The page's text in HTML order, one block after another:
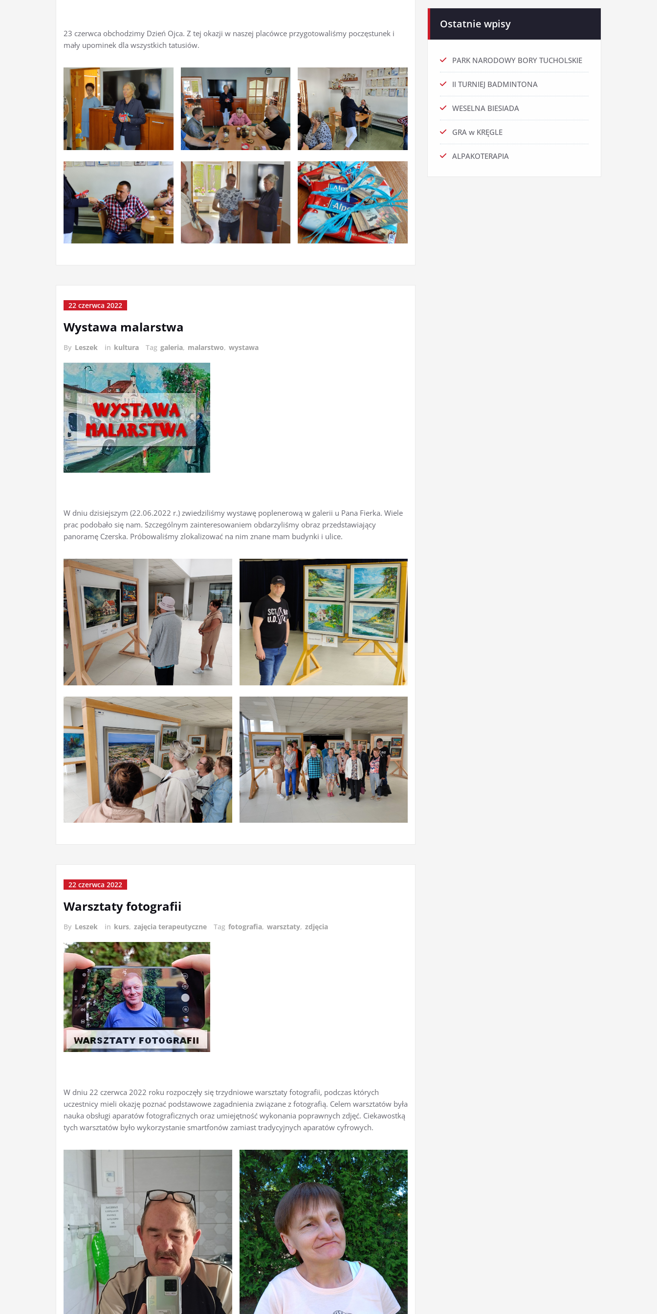
23 czerwca obchodzimy Dzień Ojca. Z tej okazji w naszej placówce przygotowaliśmy poczęstunek i
mały upominek dla wszystkich tatusiów.
22 czerwca 2022
Wystawa malarstwa
By Leszek in kultura Tag galeria, malarstwo, wystawa
W dniu dzisiejszym (22.06.2022 r.) zwiedziliśmy wystawę poplenerową w galerii u Pana Fierka. Wiele
prac podobało się nam. Szczególnym zainteresowaniem obdarzyliśmy obraz przedstawiający
panoramę Czerska. Próbowaliśmy zlokalizować na nim znane mam budynki i ulice.
22 czerwca 2022
Warsztaty fotografii
By Leszek in kurs, zajęcia terapeutyczne Tag fotografia, warsztaty, zdjęcia
W dniu 22 czerwca 2022 roku rozpoczęły się trzydniowe warsztaty fotografii, podczas których
uczestnicy mieli okazję poznać podstawowe zagadnienia związane z fotografią. Celem warsztatów była
nauka obsługi aparatów fotograficznych oraz umiejętność wykonania poprawnych zdjęć. Ciekawostką
tych warsztatów było wykorzystanie smartfonów zamiast tradycyjnych aparatów cyfrowych.
Ostatnie wpisy
PARK NARODOWY BORY TUCHOLSKIE
II TURNIEJ BADMINTONA
WESELNA BIESIADA
GRA w KRĘGLE
ALPAKOTERAPIA